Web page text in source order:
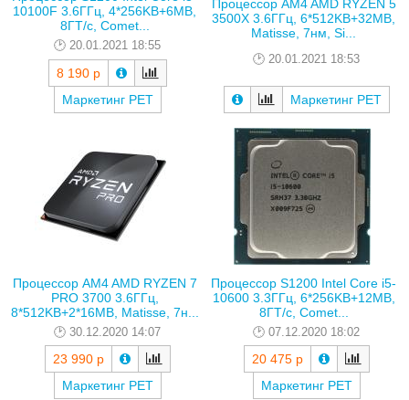
10100F 3.6ГГц, 4*256KB+6MB,
8ГТ/с, Comet...
20.01.2021 18:55
8 190 р
Маркетинг РЕТ
Процессор AM4 AMD RYZEN 5
3500X 3.6ГГц, 6*512KB+32MB,
Matisse, 7нм, Si...
20.01.2021 18:53
Маркетинг РЕТ
Процессор AM4 AMD RYZEN 7
PRO 3700 3.6ГГц,
8*512KB+2*16MB, Matisse, 7н...
30.12.2020 14:07
23 990 р
Маркетинг РЕТ
Процессор S1200 Intel Core i5-
10600 3.3ГГц, 6*256KB+12MB,
8ГТ/с, Comet...
07.12.2020 18:02
20 475 р
Маркетинг РЕТ